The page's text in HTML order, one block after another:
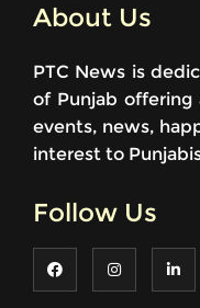
About Us
PTC News is
of Punjab
events, news,
interest to
Follow Us